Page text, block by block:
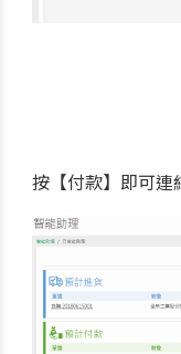
按【付款】即可連